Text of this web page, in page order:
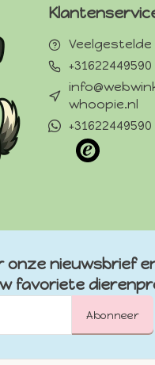
+31622449590
whoopie.nl
+31622449590
onze nieuwsbrief
favoriete
Abonneer